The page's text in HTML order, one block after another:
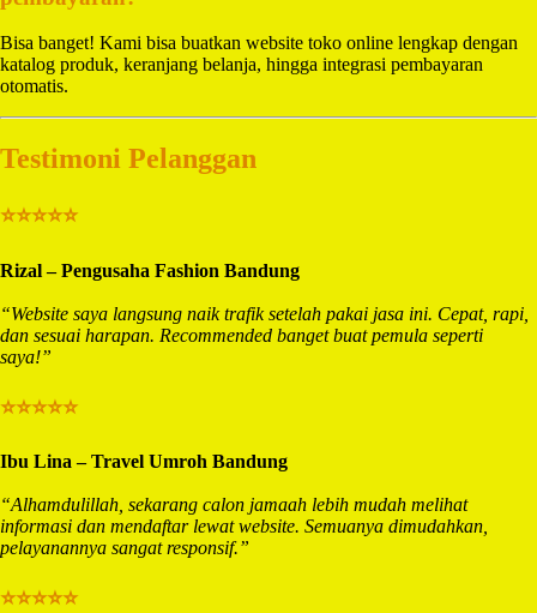
Bisa banget! Kami bisa buatkan website toko online lengkap dengan
katalog produk, keranjang belanja, hingga integrasi pembayaran
otomatis.
Testimoni Pelanggan
⭐⭐⭐⭐⭐
Rizal – Pengusaha Fashion Bandung
“Website saya langsung naik trafik setelah pakai jasa ini. Cepat, rapi,
dan sesuai harapan. Recommended banget buat pemula seperti
saya!”
⭐⭐⭐⭐⭐
Ibu Lina – Travel Umroh Bandung
“Alhamdulillah, sekarang calon jamaah lebih mudah melihat
informasi dan mendaftar lewat website. Semuanya dimudahkan,
pelayanannya sangat responsif.”
⭐⭐⭐⭐⭐